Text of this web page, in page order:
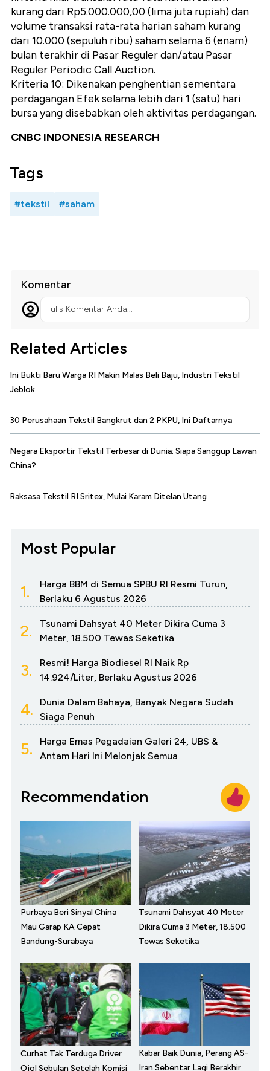
kurang dari Rp5.000.000,00 (lima juta rupiah) dan
volume transaksi rata-rata harian saham kurang
dari 10.000 (sepuluh ribu) saham selama 6 (enam)
bulan terakhir di Pasar Reguler dan/atau Pasar
Reguler Periodic Call Auction.
Kriteria 10: Dikenakan penghentian sementara
perdagangan Efek selama lebih dari 1 (satu) hari
bursa yang disebabkan oleh aktivitas perdagangan.
CNBC INDONESIA RESEARCH
Tags
#tekstil #saham
Komentar
Tulis Komentar Anda...
Related Articles
Ini Bukti Baru Warga RI Makin Malas Beli Baju, Industri Tekstil
Jeblok
30 Perusahaan Tekstil Bangkrut dan 2 PKPU, Ini Daftarnya
Negara Eksportir Tekstil Terbesar di Dunia: Siapa Sanggup Lawan
China?
Raksasa Tekstil RI Sritex, Mulai Karam Ditelan Utang
Most Popular
1.
Harga BBM di Semua SPBU RI Resmi Turun,
Berlaku 6 Agustus 2026
2.
Tsunami Dahsyat 40 Meter Dikira Cuma 3
Meter, 18.500 Tewas Seketika
3.
Resmi! Harga Biodiesel RI Naik Rp
14.924/Liter, Berlaku Agustus 2026
4.
Dunia Dalam Bahaya, Banyak Negara Sudah
Siaga Penuh
5.
Harga Emas Pegadaian Galeri 24, UBS &
Antam Hari Ini Melonjak Semua
Recommendation
Purbaya Beri Sinyal China
Mau Garap KA Cepat
Bandung-Surabaya
Tsunami Dahsyat 40 Meter
Dikira Cuma 3 Meter, 18.500
Tewas Seketika
Curhat Tak Terduga Driver
Ojol Sebulan Setelah Komisi
Kabar Baik Dunia, Perang AS-
Iran Sebentar Lagi Berakhir